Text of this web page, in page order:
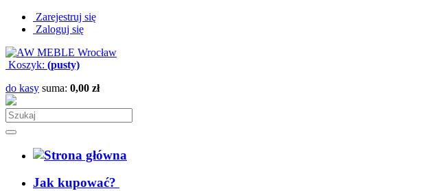
Zarejestruj się
Zaloguj się
Koszyk: (pusty)
do kasy suma: 0,00 zł
Jak kupować?